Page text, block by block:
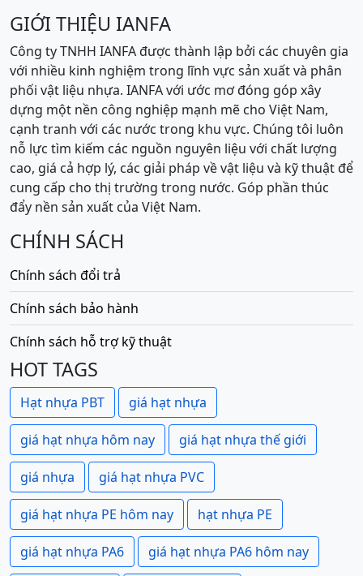
GIỚI THIỆU IANFA
Công ty TNHH IANFA được thành lập bởi các chuyên gia
với nhiều kinh nghiệm trong lĩnh vực sản xuất và phân
phối vật liệu nhựa. IANFA với ước mơ đóng góp xây
dựng một nền công nghiệp mạnh mẽ cho Việt Nam,
cạnh tranh với các nước trong khu vực. Chúng tôi luôn
nỗ lực tìm kiếm các nguồn nguyên liệu với chất lượng
cao, giá cả hợp lý, các giải pháp về vật liệu và kỹ thuật để
cung cấp cho thị trường trong nước. Góp phần thúc
đẩy nền sản xuất của Việt Nam.
CHÍNH SÁCH
Chính sách đổi trả
Chính sách bảo hành
Chính sách hỗ trợ kỹ thuật
HOT TAGS
Hạt nhựa PBT giá hạt nhựa
giá hạt nhựa hôm nay giá hạt nhựa thế giới
giá nhựa giá hạt nhựa PVC
giá hạt nhựa PE hôm nay hạt nhựa PE
giá hạt nhựa PA6 giá hạt nhựa PA6 hôm nay